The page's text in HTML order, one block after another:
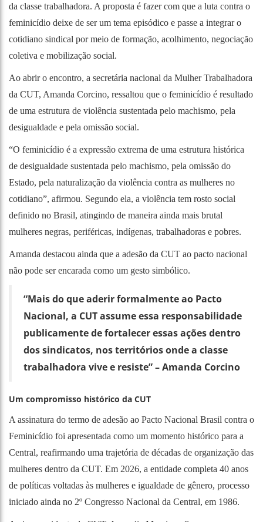
da classe trabalhadora. A proposta é fazer com que a luta contra o
feminicídio deixe de ser um tema episódico e passe a integrar o
cotidiano sindical por meio de formação, acolhimento, negociação
coletiva e mobilização social.
Ao abrir o encontro, a secretária nacional da Mulher Trabalhadora
da CUT, Amanda Corcino, ressaltou que o feminicídio é resultado
de uma estrutura de violência sustentada pelo machismo, pela
desigualdade e pela omissão social.
“O feminicídio é a expressão extrema de uma estrutura histórica
de desigualdade sustentada pelo machismo, pela omissão do
Estado, pela naturalização da violência contra as mulheres no
cotidiano”, afirmou. Segundo ela, a violência tem rosto social
definido no Brasil, atingindo de maneira ainda mais brutal
mulheres negras, periféricas, indígenas, trabalhadoras e pobres.
Amanda destacou ainda que a adesão da CUT ao pacto nacional
não pode ser encarada como um gesto simbólico.
“Mais do que aderir formalmente ao Pacto
Nacional, a CUT assume essa responsabilidade
publicamente de fortalecer essas ações dentro
dos sindicatos, nos territórios onde a classe
trabalhadora vive e resiste”– Amanda Corcino
Um compromisso histórico da CUT
A assinatura do termo de adesão ao Pacto Nacional Brasil contra o
Feminicídio foi apresentada como um momento histórico para a
Central, reafirmando uma trajetória de décadas de organização das
mulheres dentro da CUT. Em 2026, a entidade completa 40 anos
de políticas voltadas às mulheres e igualdade de gênero, processo
iniciado ainda no 2º Congresso Nacional da Central, em 1986.